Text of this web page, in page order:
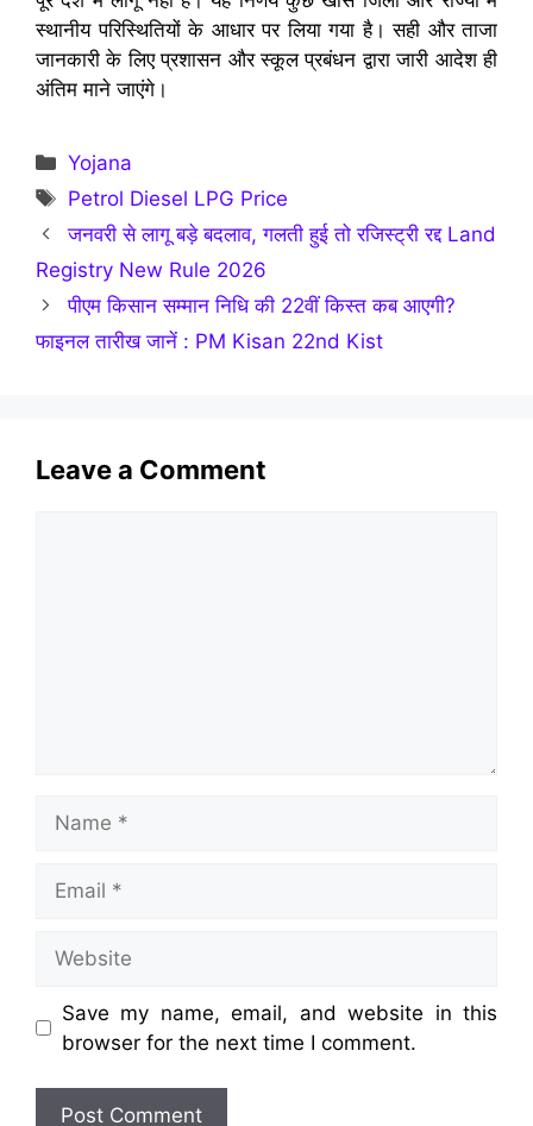
स्थानीय परिस्थितियों के आधार पर लिया गया है। सही और ताजा
जानकारी के लिए प्रशासन और स्कूल प्रबंधन द्वारा जारी आदेश ही
अंतिम माने जाएंगे।
Categories
Yojana
Tags
Petrol Diesel LPG Price
जनवरी से लागू बड़े बदलाव, गलती हुई तो रजिस्ट्री रद्द Land
Registry New Rule 2026
पीएम किसान सम्मान निधि की 22वीं किस्त कब आएगी?
फाइनल तारीख जानें : PM Kisan 22nd Kist
Leave a Comment
Save my name, email, and website in this
browser for the next time I comment.